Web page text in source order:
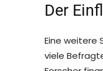
Der
Eine weitere
viele